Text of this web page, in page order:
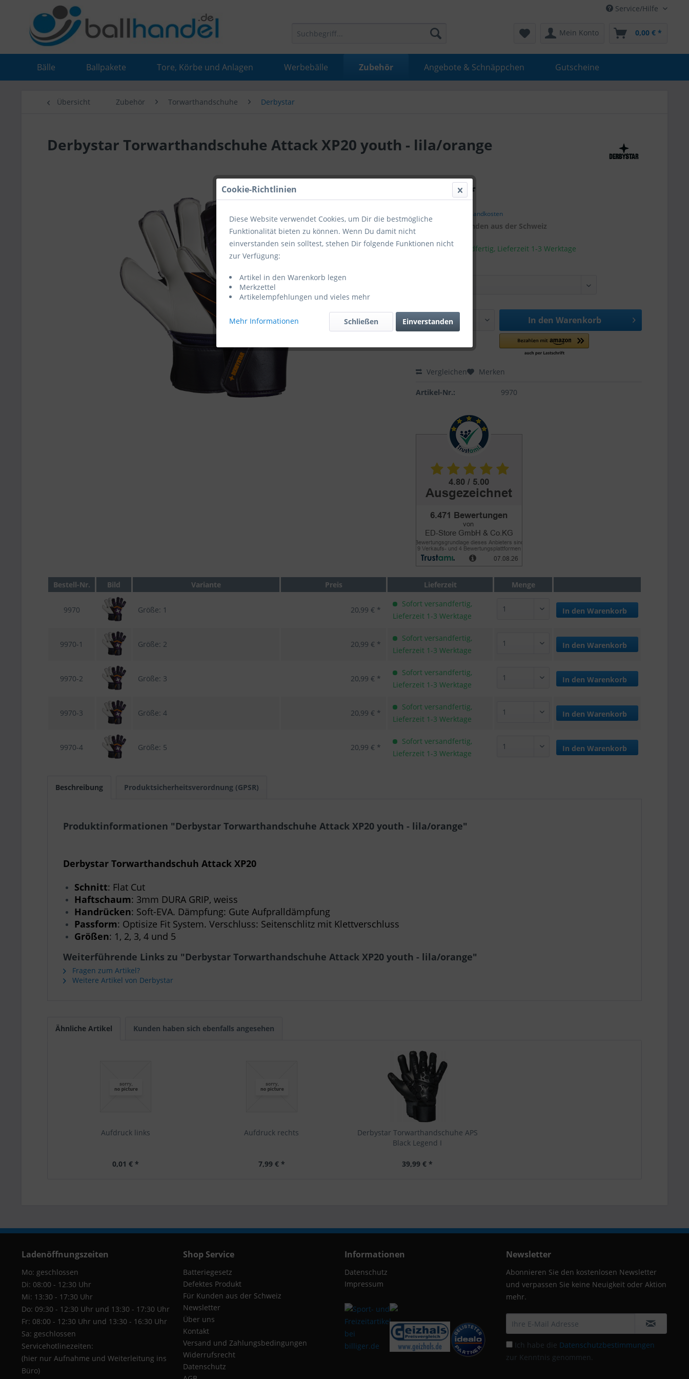
Service/Hilfe
Mein Konto 0,00 € *
Bälle Ballpakete Tore, Körbe und Anlagen Werbebälle Zubehör Angebote & Schnäppchen Gutscheine
Übersicht Zubehör Torwarthandschuhe Derbystar
Derbystar Torwarthandschuhe Attack XP20 youth - lila/orange
20,99 € *
inkl. Versandkosten
Kunden aus der Schweiz
Sofort versandfertig, Lieferzeit 1-3 Werktage
In den Warenkorb
Vergleichen Merken
Artikel-Nr.: 9970
Bestell-Nr. Bild Variante Preis Lieferzeit Menge
9970 Größe: 1 20,99 € *
Sofort versandfertig,
Lieferzeit 1-3 Werktage
In den Warenkorb
9970-1 Größe: 2 20,99 € *
Sofort versandfertig,
Lieferzeit 1-3 Werktage
In den Warenkorb
9970-2 Größe: 3 20,99 € *
Sofort versandfertig,
Lieferzeit 1-3 Werktage
In den Warenkorb
9970-3 Größe: 4 20,99 € *
Sofort versandfertig,
Lieferzeit 1-3 Werktage
In den Warenkorb
9970-4 Größe: 5 20,99 € *
Sofort versandfertig,
Lieferzeit 1-3 Werktage
In den Warenkorb
Beschreibung Produktsicherheitsverordnung (GPSR)
Produktinformationen "Derbystar Torwarthandschuhe Attack XP20 youth - lila/orange"
Derbystar Torwarthandschuh Attack XP20
Schnitt: Flat Cut
Haftschaum: 3mm DURA GRIP, weiss
Handrücken: Soft-EVA. Dämpfung: Gute Aufpralldämpfung
Passform: Optisize Fit System. Verschluss: Seitenschlitz mit Klettverschluss
Größen: 1, 2, 3, 4 und 5
Weiterführende Links zu "Derbystar Torwarthandschuhe Attack XP20 youth - lila/orange"
Fragen zum Artikel?
Weitere Artikel von Derbystar
Ähnliche Artikel Kunden haben sich ebenfalls angesehen
Aufdruck links
0,01 € *
Aufdruck rechts
7,99 € *
Derbystar Torwarthandschuhe APS
Black Legend I
39,99 € *
Ladenöffnungszeiten
Mo: geschlossen
Di: 08:00 - 12:30 Uhr
Mi: 13:30 - 17:30 Uhr
Do: 09:30 - 12:30 Uhr und 13:30 - 17:30 Uhr
Fr: 08:00 - 12:30 Uhr und 13:30 - 16:30 Uhr
Sa: geschlossen
Servicehotlinezeiten:
(hier nur Aufnahme und Weiterleitung ins
Büro)
Shop Service
Batteriegesetz
Defektes Produkt
Für Kunden aus der Schweiz
Newsletter
Über uns
Kontakt
Versand und Zahlungsbedingungen
Widerrufsrecht
Datenschutz
Informationen
Datenschutz
Impressum
Newsletter
Abonnieren Sie den kostenlosen Newsletter
und verpassen Sie keine Neuigkeit oder Aktion
mehr.
Ich habe die Datenschutzbestimmungen
zur Kenntnis genommen.
Cookie-Richtlinien
Diese Website verwendet Cookies, um Dir die bestmögliche
Funktionalität bieten zu können. Wenn Du damit nicht
einverstanden sein solltest, stehen Dir folgende Funktionen nicht
zur Verfügung:
Artikel in den Warenkorb legen
Merkzettel
Artikelempfehlungen und vieles mehr
Mehr Informationen Einverstanden
Schließen